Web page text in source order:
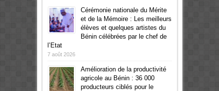
Cérémonie nationale du Mérite
et de la Mémoire : Les meilleurs
élèves et quelques artistes du
Bénin célébrées par le chef de
l’Etat
7 août 2026
Amélioration de la productivité
agricole au Bénin : 36 000
producteurs ciblés pour le